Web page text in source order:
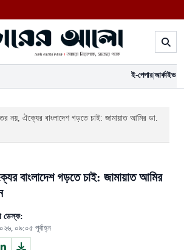
ই-পেপার|আর্কাইভ
নয়, ঐক্যের বাংলাদেশ গড়তে চাই: জামায়াত আমির ডা.
বাংলাদেশ গড়তে চাই: জামায়াত আমির
ডেস্ক:
০৯:০৫ পূর্বাহ্ন